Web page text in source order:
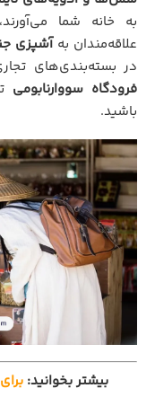
به خانه شما
علاقه‌مندان بهآشپزی
در بسته‌بندی‌های
فرودگاه سووارنابومی
باشید.
بیشتر بخوانید: